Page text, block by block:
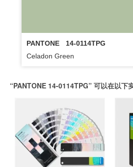
PANTONE
14-0114TPG
Celadon Green
“PANTONE 14-0114TPG” 可以在以下